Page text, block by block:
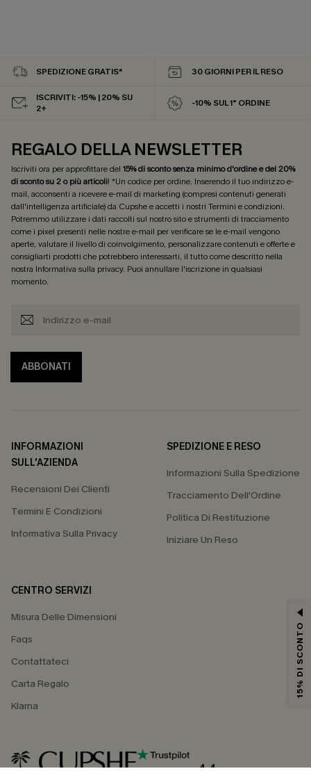
SPEDIZIONE GRATIS* 30 GIORNI PER IL RESO
ISCRIVITI: -15% | 20% SU
2+
-10% SUL 1° ORDINE
REGALO DELLA NEWSLETTER
Iscriviti ora per approfittare del 15% di sconto senza minimo d'ordine e del 20%
di sconto su 2 o più articoli! *Un codice per ordine. Inserendo il tuo indirizzo e-
mail, acconsenti a ricevere e-mail di marketing (compresi contenuti generati
dall'intelligenza artificiale) da Cupshe e accetti i nostri Termini e condizioni.
Potremmo utilizzare i dati raccolti sul nostro sito e strumenti di tracciamento
come i pixel presenti nelle nostre e-mail per verificare se le e-mail vengono
aperte, valutare il livello di coinvolgimento, personalizzare contenuti e offerte e
consigliarti prodotti che potrebbero interessarti, il tutto come descritto nella
nostra Informativa sulla privacy. Puoi annullare l'iscrizione in qualsiasi
momento.
ABBONATI
INFORMAZIONI
SULL'AZIENDA
Recensioni Dei Clienti
Termini E Condizioni
Informativa Sulla Privacy
SPEDIZIONE E RESO
Informazioni Sulla Spedizione
Tracciamento Dell'Ordine
Politica Di Restituzione
Iniziare Un Reso
CENTRO SERVIZI
Misura Delle Dimensioni
Faqs
Contattateci
Carta Regalo
Klarna
15% DI SCONTO